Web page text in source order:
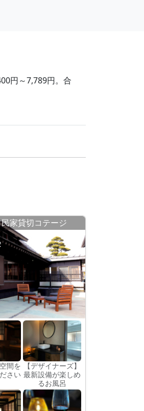
円～7,789円。合
家貸切コテージ
間を
さい
【デザイナーズ】
最新設備が楽しめ
るお風呂